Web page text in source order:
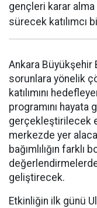
gençleri karar
sürecek katılımcı
Ankara Büyükşehir
sorunlara yönelik
katılımını
programını
gerçekleştirilecek
merkezde yer
bağımlılığın farklı
geliştirecek.
Etkinliğin ilk günü